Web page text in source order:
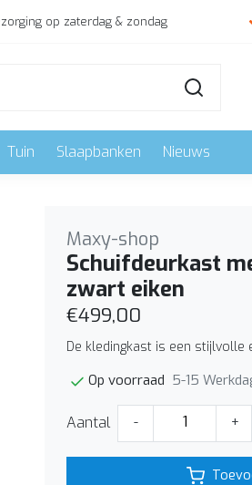
op zaterdag & zondag
Tuin Slaapbanken Nieuws
Maxy-shop
Schuifdeurkast
zwart eiken
€499,00
De kledingkast is een stijlvolle
Op voorraad 5-15
Aantal - +